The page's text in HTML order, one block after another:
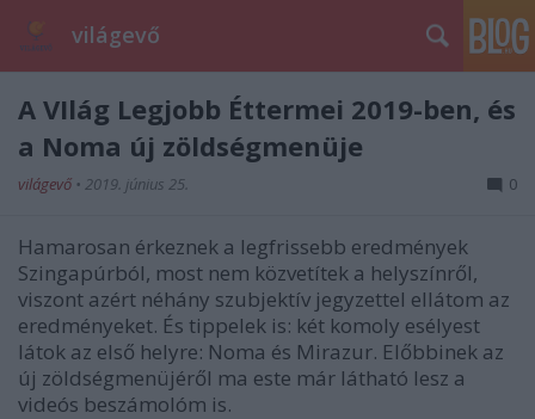
világevő
A VIlág Legjobb Éttermei 2019-ben, és
a Noma új zöldségmenüje
világevő • 2019. június 25. 0
Hamarosan érkeznek a legfrissebb eredmények
Szingapúrból, most nem közvetítek a helyszínről,
viszont azért néhány szubjektív jegyzettel ellátom az
eredményeket. És tippelek is: két komoly esélyest
látok az első helyre: Noma és Mirazur. Előbbinek az
új zöldségmenüjéről ma este már látható lesz a
videós beszámolóm is.